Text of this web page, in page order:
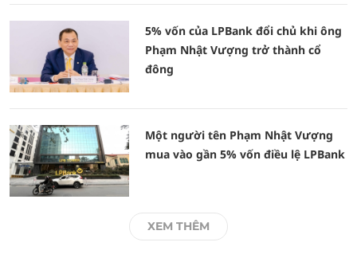
5% vốn của LPBank đổi chủ khi ông
Phạm Nhật Vượng trở thành cổ
đông
Một người tên Phạm Nhật Vượng
mua vào gần 5% vốn điều lệ LPBank
XEM THÊM